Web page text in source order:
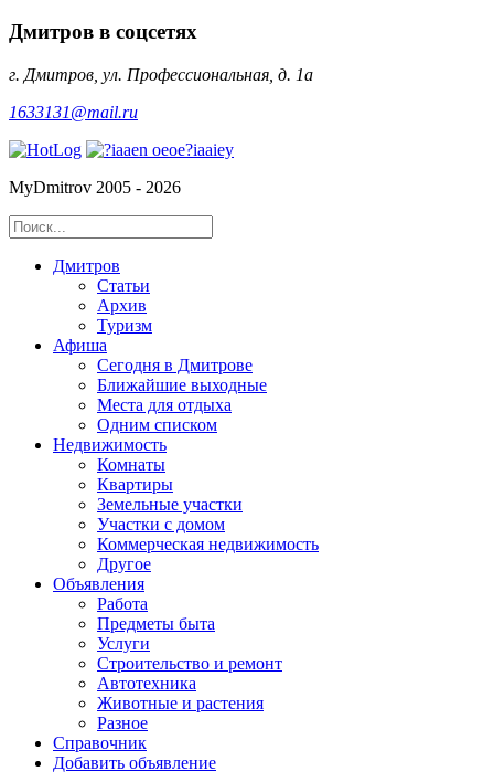
Дмитров в соцсетях
г. Дмитров, ул. Профессиональная, д. 1а
1633131@mail.ru
MyDmitrov 2005 - 2026
Дмитров
Статьи
Архив
Туризм
Афиша
Сегодня в Дмитрове
Ближайшие выходные
Места для отдыха
Одним списком
Недвижимость
Комнаты
Квартиры
Земельные участки
Участки с домом
Коммерческая недвижимость
Другое
Объявления
Работа
Предметы быта
Услуги
Строительство и ремонт
Автотехника
Животные и растения
Разное
Справочник
Добавить объявление